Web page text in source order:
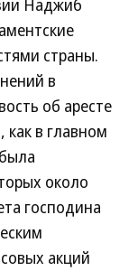
Наджиб
страны.
в
об аресте
как в главном
около
господина
акций